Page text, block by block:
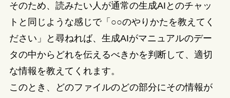
そのため、読みたい人が通常の生成AIとのチャッ
トと同じような感じで「○○のやりかたを教えてく
ださい」と尋ねれば、生成AIがマニュアルのデー
タの中からどれを伝えるべきかを判断して、適切
な情報を教えてくれます。
このとき、どのファイルのどの部分にその情報が